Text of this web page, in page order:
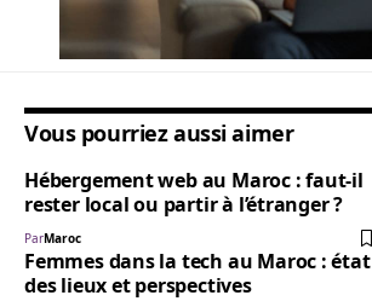
Vous pourriez aussi aimer
Hébergement web au Maroc : faut-il
rester local ou partir à l’étranger ?
ParMaroc
Femmes dans la tech au Maroc : état
des lieux et perspectives